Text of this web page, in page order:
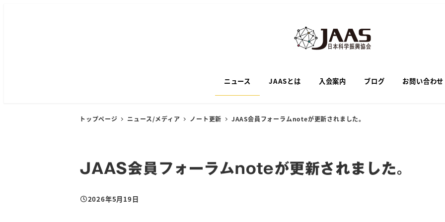
ニュース JAASとは 入会案内 ブログ お問い合わせ
トップページ ニュース/メディア ノート更新 JAAS会員フォーラムnoteが更新されました。
JAAS会員フォーラムnoteが更新されました。
投稿日
2026年5月19日